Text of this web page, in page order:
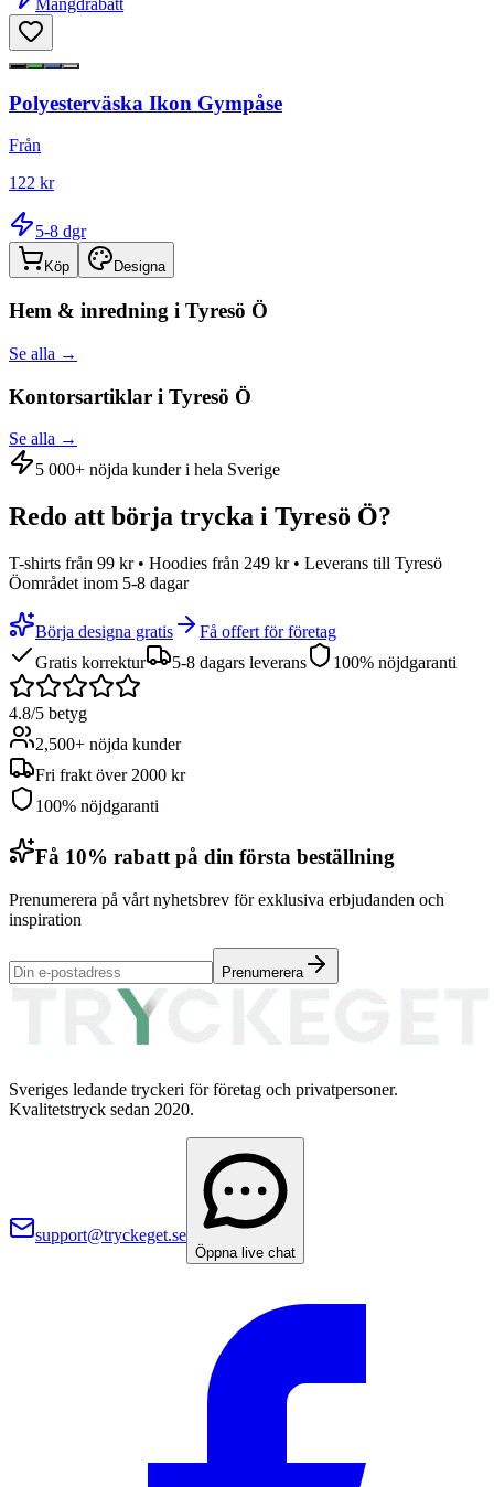
Mängdrabatt
Polyesterväska Ikon Gympåse
Från
122 kr
5-8 dgr
Köp Designa
Hem & inredning i Tyresö Ö
Se alla →
Kontorsartiklar i Tyresö Ö
Se alla →
5 000+ nöjda kunder i hela Sverige
Redo att börja trycka i Tyresö Ö?
T-shirts från 99 kr • Hoodies från 249 kr • Leverans till Tyresö
Öområdet inom 5-8 dagar
Börja designa gratis
Få offert för företag
Gratis korrektur
5-8 dagars leverans 100% nöjdgaranti
4.8/5 betyg
2,500+ nöjda kunder
Fri frakt över 2000 kr
100% nöjdgaranti
Få 10% rabatt på din första beställning
Prenumerera på vårt nyhetsbrev för exklusiva erbjudanden och
inspiration
Prenumerera
Sveriges ledande tryckeri för företag och privatpersoner.
Kvalitetstryck sedan 2020.
support@tryckeget.se
Öppna live chat